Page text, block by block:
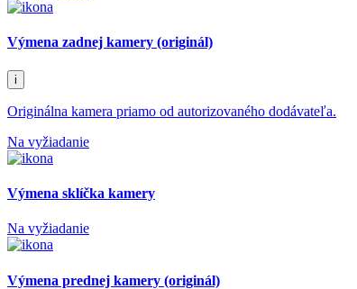
Výmena zadnej kamery (originál)
i
Originálna kamera priamo od autorizovaného dodávateľa.
Na vyžiadanie
Výmena sklíčka kamery
Na vyžiadanie
Výmena prednej kamery (originál)